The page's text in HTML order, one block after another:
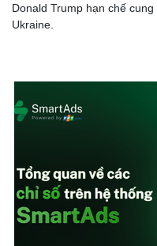
Sức khỏe
Sản phụ khoa
Nhi khoa
Nam khoa
Làm đẹp - giảm cân
Donald Trump hạn chế
Ukraine.